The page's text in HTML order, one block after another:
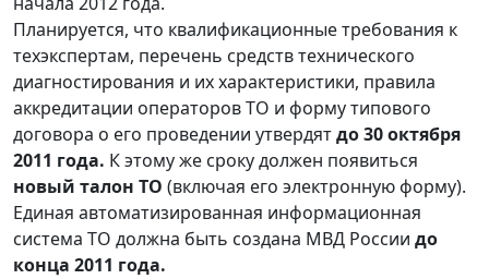
Планируется, что квалификационные требования к
техэкспертам, перечень средств технического
диагностирования и их характеристики, правила
аккредитации операторов ТО и форму типового
договора о его проведении утвердятдо 30 октября
2011 года. К этому же сроку должен появиться
новый талон ТО (включая его электронную форму).
Единая автоматизированная информационная
система ТО должна быть создана МВД России до
конца 2011 года.